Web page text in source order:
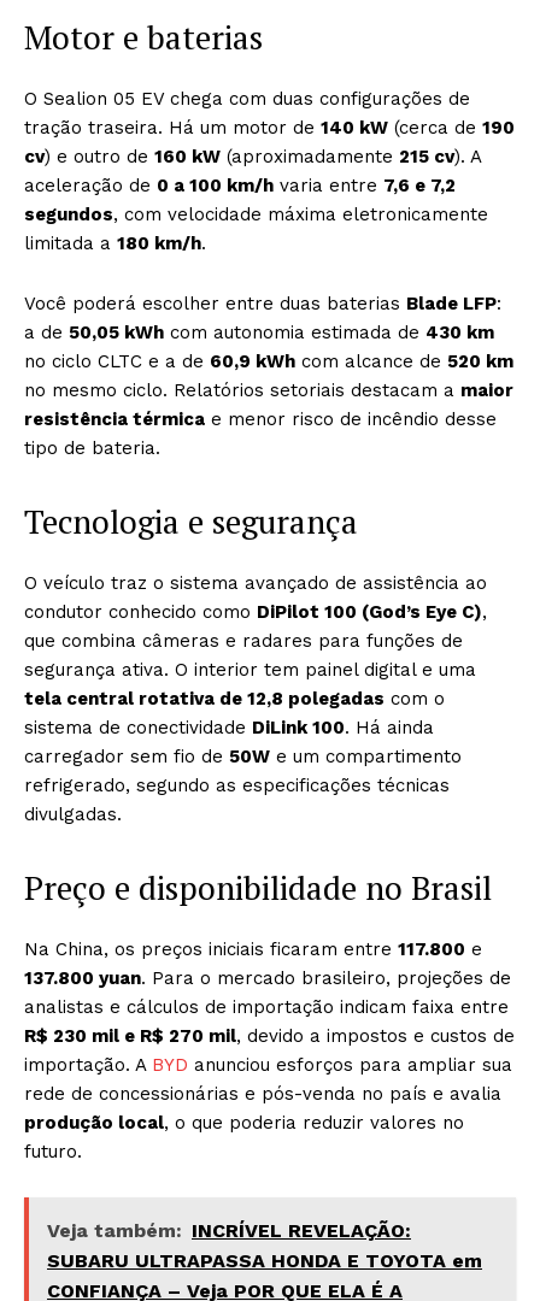
Motor e baterias
O Sealion 05 EV chega com duas configurações de
tração traseira. Há um motor de 140 kW (cerca de 190
cv) e outro de 160 kW (aproximadamente 215 cv). A
aceleração de 0 a 100 km/h varia entre 7,6 e 7,2
segundos, com velocidade máxima eletronicamente
limitada a 180 km/h.
Você poderá escolher entre duas baterias Blade LFP:
a de 50,05 kWh com autonomia estimada de 430 km
no ciclo CLTC e a de 60,9 kWh com alcance de 520 km
no mesmo ciclo. Relatórios setoriais destacam a maior
resistência térmica e menor risco de incêndio desse
tipo de bateria.
Tecnologia e segurança
O veículo traz o sistema avançado de assistência ao
condutor conhecido como DiPilot 100 (God’s Eye C),
que combina câmeras e radares para funções de
segurança ativa. O interior tem painel digital e uma
tela central rotativa de 12,8 polegadas com o
sistema de conectividade DiLink 100. Há ainda
carregador sem fio de 50W e um compartimento
refrigerado, segundo as especificações técnicas
divulgadas.
Preço e disponibilidade no Brasil
Na China, os preços iniciais ficaram entre 117.800 e
137.800 yuan. Para o mercado brasileiro, projeções de
analistas e cálculos de importação indicam faixa entre
R$ 230 mil e R$ 270 mil, devido a impostos e custos de
importação. A BYD anunciou esforços para ampliar sua
rede de concessionárias e pós-venda no país e avalia
produção local, o que poderia reduzir valores no
futuro.
Veja também: INCRÍVEL REVELAÇÃO:
SUBARU ULTRAPASSA HONDA E TOYOTA em
CONFIANÇA – Veja POR QUE ELA É A